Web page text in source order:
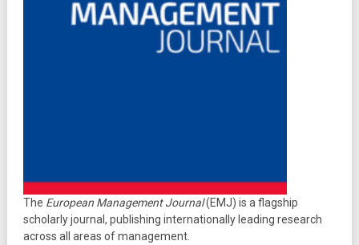
The European Management Journal(EMJ) is a flagship
scholarly journal, publishing internationally leading research
across all areas of management.